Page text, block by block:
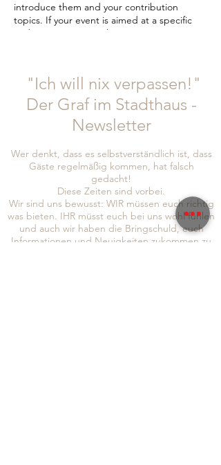
introduce them and your contribution
topics. If your event is aimed at a specific
audience, mention it here.
about your event. So don't be afraid to add
your personal touch. Encourage your visitors
to register, accept or cancel, or purchase a
ticket to secure a spot.
"Ich will nix verpassen!"
Der Graf im Stadthaus -
Newsletter
Wer denkt, dass es selbstverständlich ist, dass
Gäste regelmäßig kommen, hat falsch
gedacht!
Diese Zeiten sind vorbei.
Wir sind uns bewusst: WIR müssen euch richtig
was bieten. IHR müsst euch bei uns wohl fühlen
und auch wir haben die Bringschuld, euch
Informationen und Neuigkeiten zukommen zu